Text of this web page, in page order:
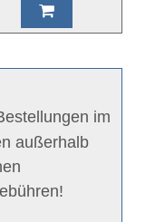
im
außerhalb